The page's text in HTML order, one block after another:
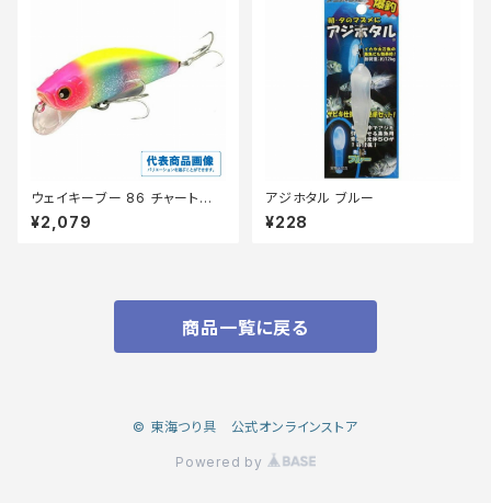
ウェイキーブー 86 チャートヘッ
ドボラ
¥2,079
アジホタル ブルー
¥228
商品一覧に戻る
© 東海つり具 公式オンラインストア
Powered by